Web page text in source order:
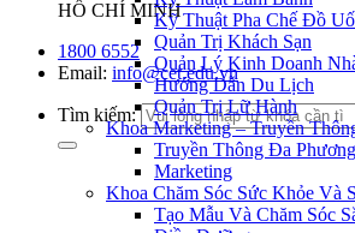
HỒ CHÍ MINH
1800 6552
Email: info@cet.edu.vn
Tìm kiếm:
Kỹ Thuật Pha Chế Đồ
Quản Trị Khách Sạn
Quản Lý Kinh Doanh
Hướng Dẫn Du Lịch
Quản Trị Lữ Hành
Khoa Marketing – Truyền
Truyền Thông Đa
Marketing
Khoa Chăm Sóc Sức Khỏe Và
Tạo Mẫu Và Chăm Sóc